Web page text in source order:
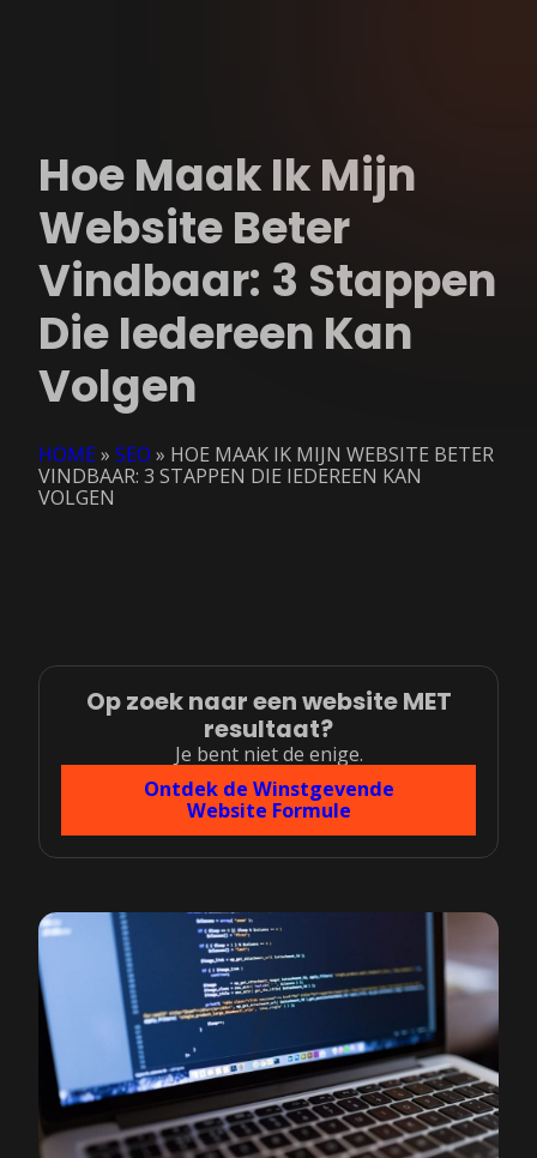
Hoe Maak Ik Mijn
Website Beter
Vindbaar: 3 Stappen
Die Iedereen Kan
Volgen
HOME» SEO » HOE MAAK IK MIJN WEBSITE BETER
VINDBAAR: 3 STAPPEN DIE IEDEREEN KAN
VOLGEN
Op zoek naar een website MET
resultaat?
Je bent niet de enige.
Ontdek de Winstgevende
Website Formule